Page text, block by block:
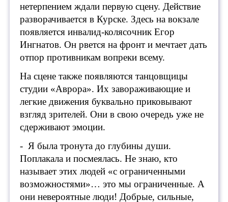
нетерпением ждали первую сцену. Действие
разворачивается в Курске. Здесь на вокзале
появляется инвалид-колясочник Егор
Ингнатов. Он рвется на фронт и мечтает дать
отпор противникам вопреки всему.
На сцене также появляются танцовщицы
студии «Аврора». Их завораживающие и
легкие движения буквально приковывают
взгляд зрителей. Они в свою очередь уже не
сдерживают эмоции.
- Я была тронута до глубины души.
Поплакала и посмеялась. Не знаю, кто
называет этих людей «с ограниченными
возможностями»… это мы ограниченные. А
они невероятные люди! Добрые, сильные,